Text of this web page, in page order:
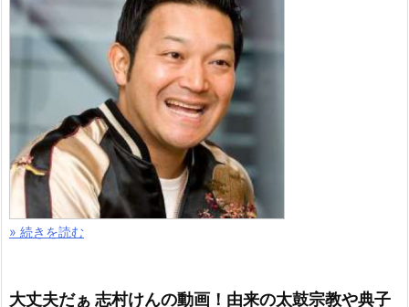
» 続きを読む
大丈夫だぁ 志村けんの動画！由来の太鼓宗教や典子